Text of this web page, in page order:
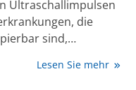
Ultraschallimpulsen
die
sind,
vergangenen
Lesen Sie mehr